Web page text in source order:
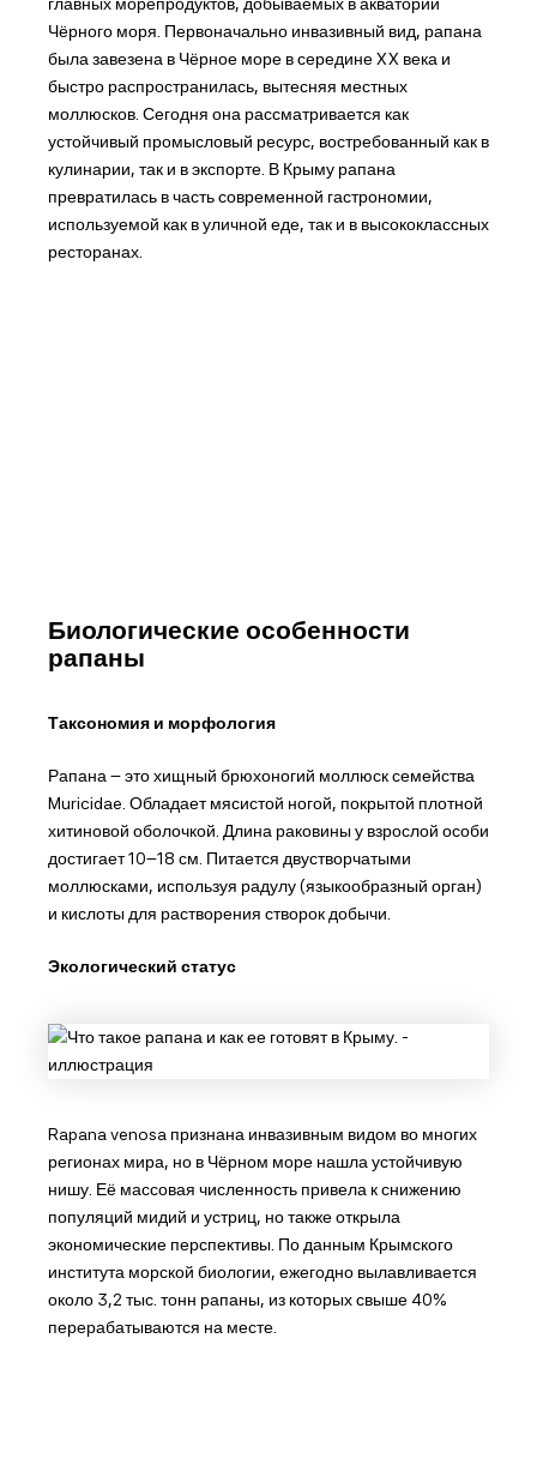
Чёрного моря. Первоначально инвазивный вид, рапана
была завезена в Чёрное море в середине XX века и
быстро распространилась, вытесняя местных
моллюсков. Сегодня она рассматривается как
устойчивый промысловый ресурс, востребованный как в
кулинарии, так и в экспорте. В Крыму рапана
превратилась в часть современной гастрономии,
используемой как в уличной еде, так и в высококлассных
ресторанах.
Биологические особенности
рапаны
Таксономия и морфология
Рапана – это хищный брюхоногий моллюск семейства
Muricidae. Обладает мясистой ногой, покрытой плотной
хитиновой оболочкой. Длина раковины у взрослой особи
достигает 10–18 см. Питается двустворчатыми
моллюсками, используя радулу (языкообразный орган)
и кислоты для растворения створок добычи.
Экологический статус
Rapana venosa признана инвазивным видом во многих
регионах мира, но в Чёрном море нашла устойчивую
нишу. Её массовая численность привела к снижению
популяций мидий и устриц, но также открыла
экономические перспективы. По данным Крымского
института морской биологии, ежегодно вылавливается
около 3,2 тыс. тонн рапаны, из которых свыше 40%
перерабатываются на месте.